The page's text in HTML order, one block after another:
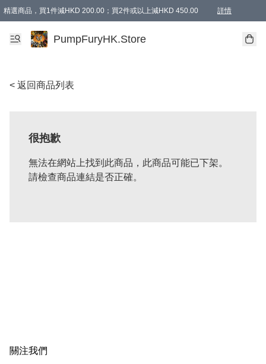
精選商品，買1件減HKD 200.00；買2件或以上減HKD 450.00 詳情
AAPE商品,會員專享9折或以上（按會員等級）AAPE products, members can
精選商品，任選買2件或以上減HKD 100.00
購物滿 HKD 800.00即享免運費優惠！（適用於 特定的送貨方式 )
PumpFuryHK.Store
< 返回商品列表
很抱歉
無法在網站上找到此商品，此商品可能已下架。
請檢查商品連結是否正確。
關注我們